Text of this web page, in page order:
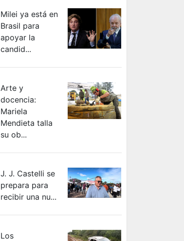
Milei ya está en
Brasil para
apoyar la
candid...
Arte y
docencia:
Mariela
Mendieta talla
su ob...
J. J. Castelli se
prepara para
recibir una nu...
Los